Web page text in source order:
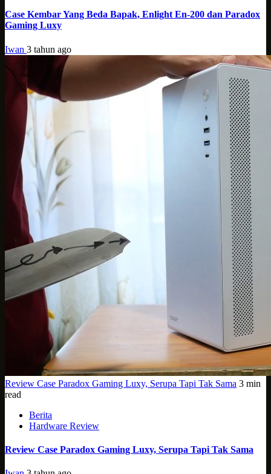
Case Kembar Yang Beda Bapak, Enlight En-200 dan Paradox
Gaming Luxy
Iwan 3 tahun ago
Review Case Paradox Gaming Luxy, Serupa Tapi Tak Sama 3 min
read
Berita
Hardware Review
Review Case Paradox Gaming Luxy, Serupa Tapi Tak Sama